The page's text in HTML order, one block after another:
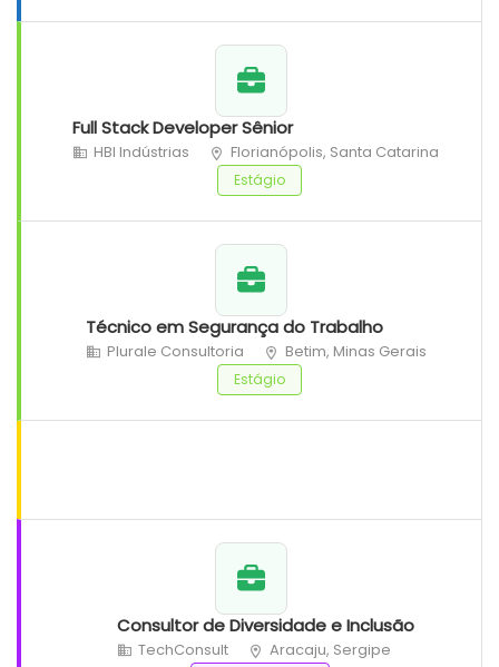
Full Stack Developer Sênior
HBI Indústrias Florianópolis, Santa Catarina
Estágio
Técnico em Segurança do Trabalho
Plurale Consultoria Betim, Minas Gerais
Estágio
Consultor de Diversidade e Inclusão
TechConsult Aracaju, Sergipe